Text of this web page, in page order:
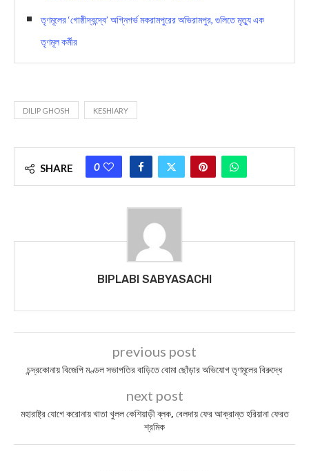
তৃণমূলের ‘গোষ্ঠীদ্বন্দ্বে’ অগ্নিগর্ভ মকরামপুরের অভিরামপুর, গুলিতে মৃত্যু এক
তৃণমূল কর্মীর
DILIP GHOSH KESHIARY
SHARE 0
BIPLABI SABYASACHI
previous post
চন্দ্রকোনায় বিজেপি মণ্ডল সভাপতির বাড়িতে বোমা ছোঁড়ার অভিযোগ তৃণমূলের বিরুদ্ধে
next post
মহারাষ্ট্র যোগে করোনায় খাতা খুলল কেশিয়াড়ী ব্লক, বেলদায় ফের আক্রান্ত হরিয়ানা ফেরত
শ্রমিক